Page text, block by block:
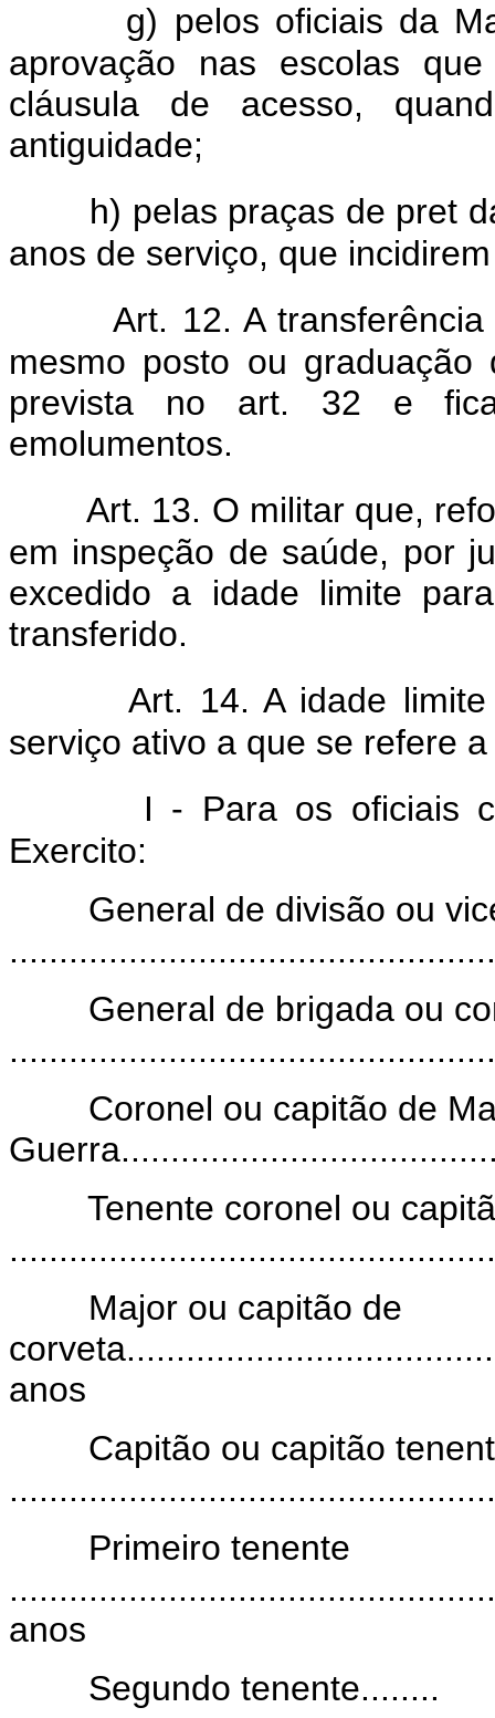
g) pelos oficiais da
aprovação nas escolas
cláusula de acesso,
antiguidade;
h) pelas praças de pret
anos de serviço, que
Art. 12. A
mesmo posto ou
prevista no art. 32 e
emolumentos.
Art. 13. O militar que,
em inspeção de saúde, por
excedido a idade limite
transferido.
Art. 14. A idade
serviço ativo a que se refere
I - Para os oficiais
Exercito:
General de divisão ou
General de brigada ou
Coronel ou capitão de
Tenente coronel ou
Major ou capitão de
anos
Capitão ou capitão
Primeiro tenente
anos
Segundo tenente........